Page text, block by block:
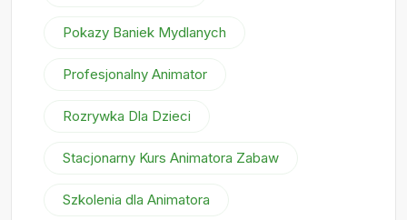
Pokazy Baniek Mydlanych
Profesjonalny Animator
Rozrywka Dla Dzieci
Stacjonarny Kurs Animatora Zabaw
Szkolenia dla Animatora